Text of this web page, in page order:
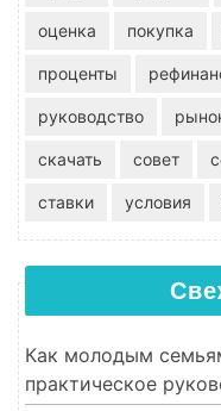
оценка покупка
проценты
руководство
скачать совет
ставки условия
Как молодым
практическое